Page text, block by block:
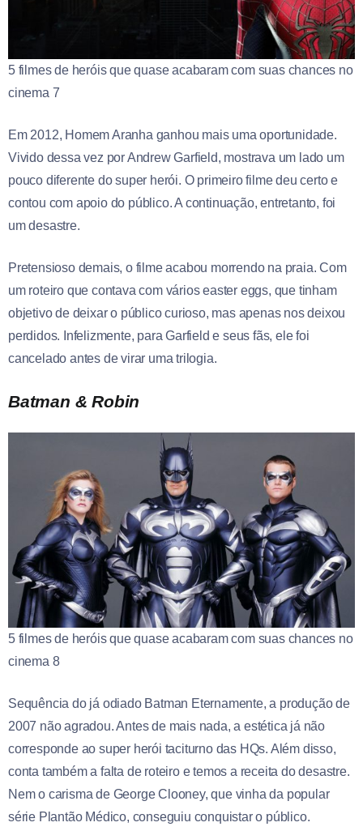
5 filmes de heróis que quase acabaram com suas chances no
cinema 7
Em 2012, Homem Aranha ganhou mais uma oportunidade.
Vivido dessa vez por Andrew Garfield, mostrava um lado um
pouco diferente do super herói. O primeiro filme deu certo e
contou com apoio do público. A continuação, entretanto, foi
um desastre.
Pretensioso demais, o filme acabou morrendo na praia. Com
um roteiro que contava com vários easter eggs, que tinham
objetivo de deixar o público curioso, mas apenas nos deixou
perdidos. Infelizmente, para Garfield e seus fãs, ele foi
cancelado antes de virar uma trilogia.
Batman & Robin
5 filmes de heróis que quase acabaram com suas chances no
cinema 8
Sequência do já odiado Batman Eternamente, a produção de
2007 não agradou. Antes de mais nada, a estética já não
corresponde ao super herói taciturno das HQs. Além disso,
conta também a falta de roteiro e temos a receita do desastre.
Nem o carisma de George Clooney, que vinha da popular
série Plantão Médico, conseguiu conquistar o público.